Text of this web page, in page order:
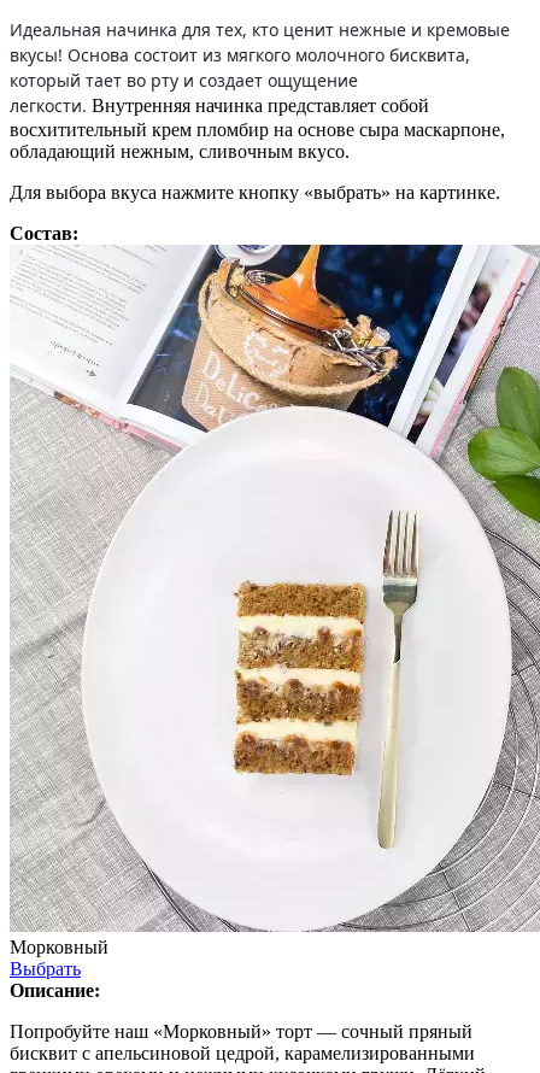
Идеальная начинка для тех, кто ценит нежные и кремовые
вкусы! Основа состоит из мягкого молочного бисквита,
который тает во рту и создает ощущение
легкости. Внутренняя начинка представляет собой
восхитительный крем пломбир на основе сыра маскарпоне,
обладающий нежным, сливочным вкусо.
Для выбора вкуса нажмите кнопку «выбрать» на картинке.
Состав:
Морковный
Выбрать
Описание:
Попробуйте наш «Морковный» торт — сочный пряный
бисквит с апельсиновой цедрой, карамелизированными